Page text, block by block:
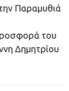
Παραμυθιά
του
Δημητρίου